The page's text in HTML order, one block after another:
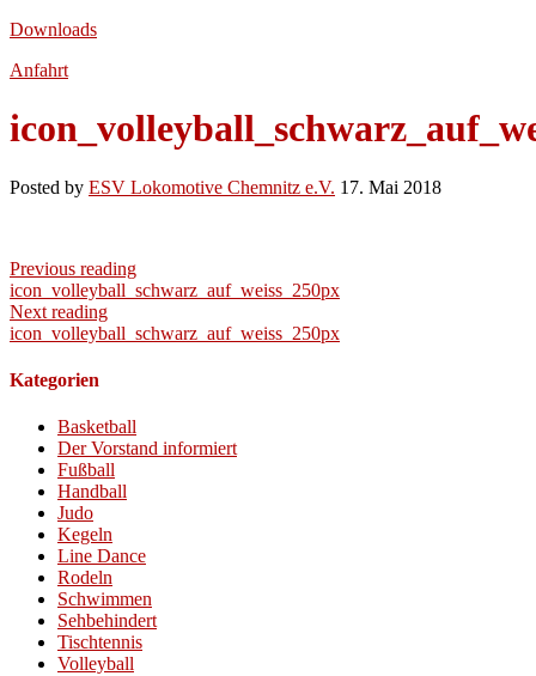
Downloads
Anfahrt
Posted by ESV Lokomotive Chemnitz e.V. 17. Mai 2018
Previous reading
icon_volleyball_schwarz_auf_weiss_250px
Next reading
icon_volleyball_schwarz_auf_weiss_250px
Kategorien
Basketball
Der Vorstand informiert
Fußball
Handball
Judo
Kegeln
Line Dance
Rodeln
Schwimmen
Sehbehindert
Tischtennis
Volleyball